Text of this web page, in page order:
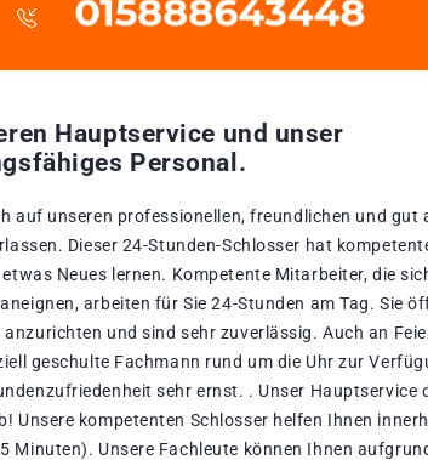
Hauptservice und unser
Personal.
auf unseren professionellen, freundlichen und gut
Dieser 24-Stunden-Schlosser hat
Neues lernen. Kompetente Mitarbeiter, die
arbeiten für Sie 24-Stunden am Tag. Sie
anzurichten und sind sehr zuverlässig. Auch an
geschulte Fachmann rund um die Uhr zur
sehr ernst. . Unser Hauptservice
Unsere kompetenten Schlosser helfen Ihnen
Minuten). Unsere Fachleute können Ihnen